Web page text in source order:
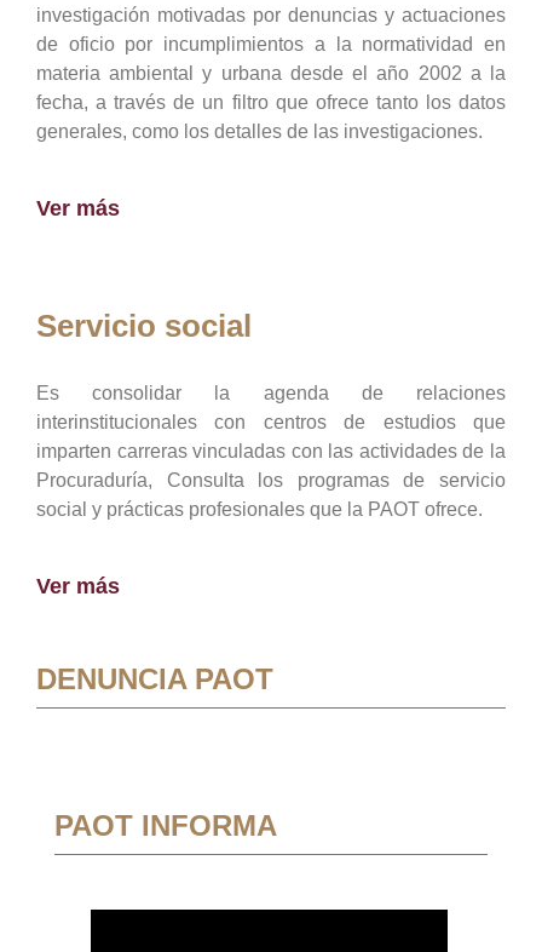
investigación motivadas por denuncias y actuaciones
de oficio por incumplimientos a la normatividad en
materia ambiental y urbana desde el año 2002 a la
fecha, a través de un filtro que ofrece tanto los datos
generales, como los detalles de las investigaciones.
Ver más
Servicio social
Es consolidar la agenda de relaciones
interinstitucionales con centros de estudios que
imparten carreras vinculadas con las actividades de la
Procuraduría, Consulta los programas de servicio
social y prácticas profesionales que la PAOT ofrece.
Ver más
DENUNCIA PAOT
PAOT INFORMA